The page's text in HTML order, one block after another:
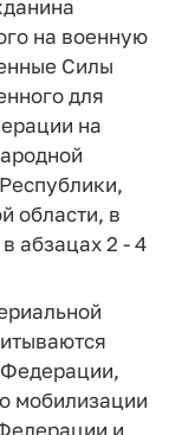
на военную
Силы
для
на
области, в
абзацах 2 - 4
мобилизации
и